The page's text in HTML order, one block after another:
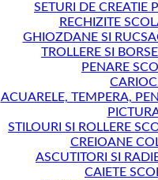
SETURI DE CREATIE
RECHIZITE
GHIOZDANE SI
TROLLERE SI
PENARE
CARIOCI
ACUARELE, TEMPERA,
STILOURI SI ROLLERE
CREIOANE
ASCUTITORI SI
CAIETE